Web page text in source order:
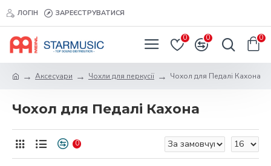
ЛОГІН ЗАРЕЄСТРУВАТИСЯ
0 0 0
Аксесуари Чохли для перкусії Чохол для Педалі Кахона
Чохол для Педалі Кахона
0